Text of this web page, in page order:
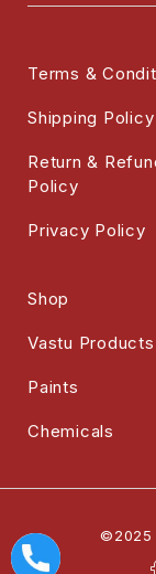
Shop
Vastu Products
Paints
Chemicals
Terms &
Shipping Policy
Return &
Policy
Privacy Policy
©2025